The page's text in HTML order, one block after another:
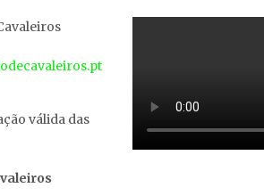
válida das